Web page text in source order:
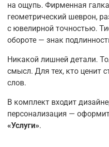
на ощупь. Фирменная
геометрический шеврон,
с ювелирной точностью.
обороте — знак
Никакой лишней детали.
смысл. Для тех, кто ценит
слов.
В комплект входит
персонализация —
«Услуги».